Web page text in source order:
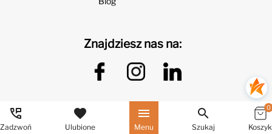
perm_phone_msg
Zadzwoń
favorite
Ulubione
menu
Menu
search
Szukaj
0
Koszyk
Znajdziesz nas na: